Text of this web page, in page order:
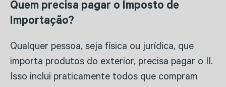
Quem precisa pagar o Imposto de
Importação?
Qualquer pessoa, seja física ou jurídica, que
importa produtos do exterior, precisa pagar o II.
Isso inclui praticamente todos que compram